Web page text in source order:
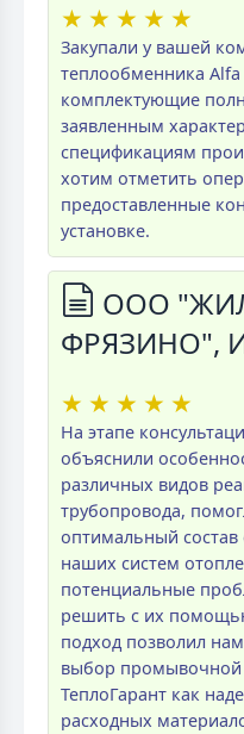
★ ★ ★ ★ ★
Закупали у вашей
теплообменника
комплектующие
заявленным
спецификациям
хотим отметить
предоставленные
установке.
ООО
ФРЯЗИНО",
★ ★ ★ ★ ★
На этапе
объяснили
различных видов
трубопровода,
оптимальный состав
наших систем
потенциальные
решить с их
подход позволил
выбор промывочной
ТеплоГарант как
расходных